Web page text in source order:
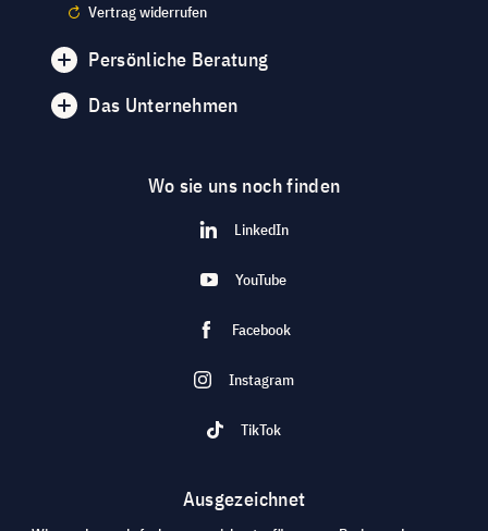
Vertrag widerrufen
Persönliche Beratung
Das Unternehmen
Wo sie uns noch finden
LinkedIn
YouTube
Facebook
Instagram
TikTok
Ausgezeichnet